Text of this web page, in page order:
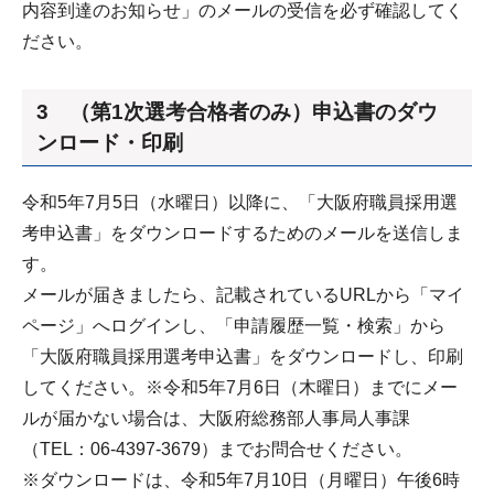
内容到達のお知らせ」のメールの受信を必ず確認してく
ださい。
3 （第1次選考合格者のみ）申込書のダウ
ンロード・印刷
令和5年7月5日（水曜日）以降に、「大阪府職員採用選
考申込書」をダウンロードするためのメールを送信しま
す。
メールが届きましたら、記載されているURLから「マイ
ページ」へログインし、「申請履歴一覧・検索」から
「大阪府職員採用選考申込書」をダウンロードし、印刷
してください。※令和5年7月6日（木曜日）までにメー
ルが届かない場合は、大阪府総務部人事局人事課
（TEL：06-4397-3679）までお問合せください。
※ダウンロードは、令和5年7月10日（月曜日）午後6時